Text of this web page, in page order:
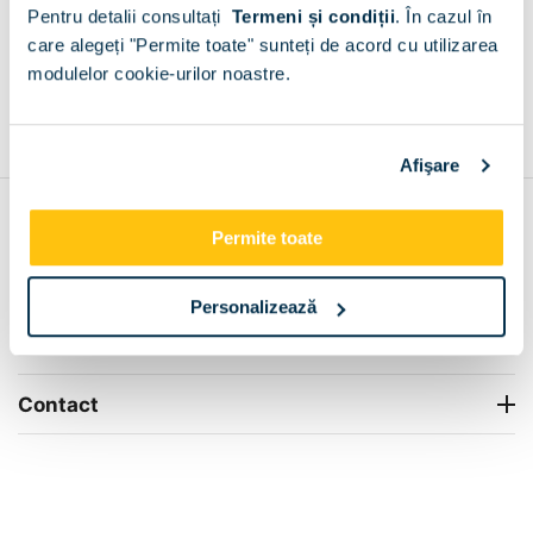
Pentru detalii consultați Termeni și condiții. În cazul în
care alegeți "Permite toate" sunteți de acord cu utilizarea
modulelor cookie-urilor noastre.
Afişare
Permite toate
Personalizează
+
Info Center
Livrare
Contact